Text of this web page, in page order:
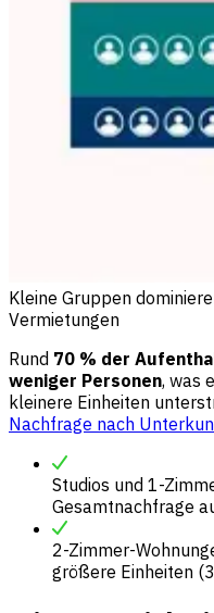
Kleine Gruppen
Vermietungen
Rund 70 % der
weniger Personen, was
kleinere Einheiten
Nachfrage nach
Studios und 1-
Gesamtnachfrage
2-Zimmer-
größere Einheiten